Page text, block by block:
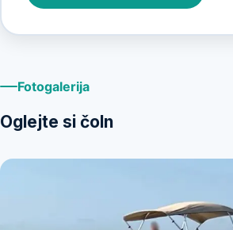
Fotogalerija
Oglejte si čoln